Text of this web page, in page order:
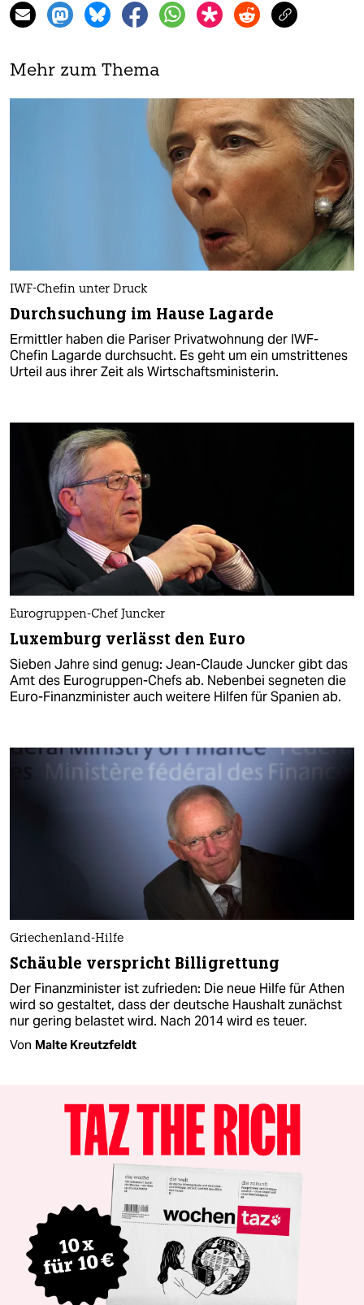
Mehr zum Thema
IWF-Chefin unter Druck
Durchsuchung im Hause Lagarde
Ermittler haben die Pariser Privatwohnung der IWF-
Chefin Lagarde durchsucht. Es geht um ein umstrittenes
Urteil aus ihrer Zeit als Wirtschaftsministerin.
Eurogruppen-Chef Juncker
Luxemburg verlässt den Euro
Sieben Jahre sind genug: Jean-Claude Juncker gibt das
Amt des Eurogruppen-Chefs ab. Nebenbei segneten die
Euro-Finanzminister auch weitere Hilfen für Spanien ab.
Griechenland-Hilfe
Schäuble verspricht Billigrettung
Der Finanzminister ist zufrieden: Die neue Hilfe für Athen
wird so gestaltet, dass der deutsche Haushalt zunächst
nur gering belastet wird. Nach 2014 wird es teuer.
Von Malte Kreutzfeldt